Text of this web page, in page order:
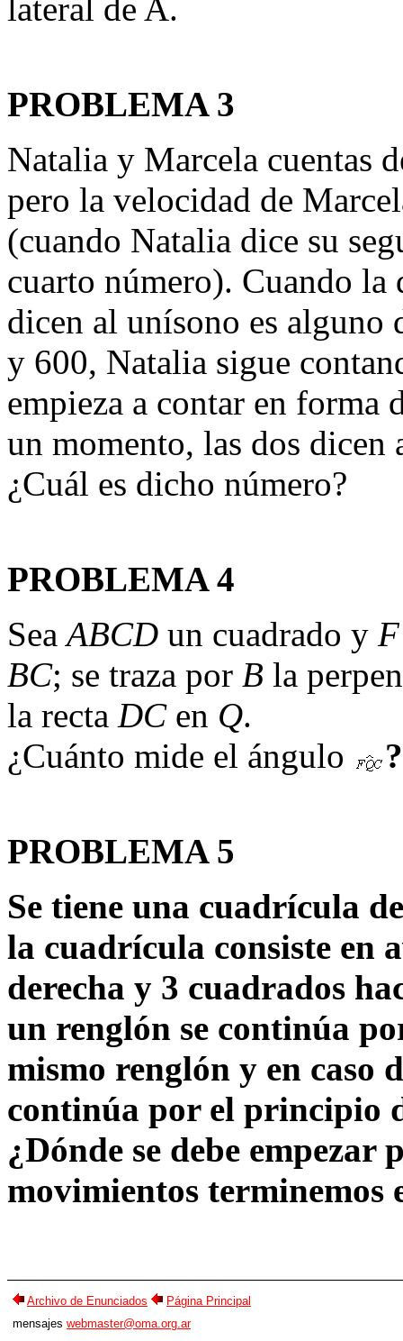
lateral de A.
PROBLEMA 3
Natalia y Marcela cuentas
pero la velocidad de
(cuando Natalia dice su
cuarto número). Cuando la
dicen al unísono es
y 600, Natalia sigue
empieza a contar en forma
un momento, las dos
¿Cuál es dicho número?
PROBLEMA 4
SeaABCD un cuadrado y F
BC; se traza por B la
la recta DCen Q.
¿Cuánto mide el ángulo
?
PROBLEMA 5
Se tiene una cuadrícula
la cuadrícula consiste en
derecha y 3 cuadrados
un renglón se continúa
mismo renglón y en caso
continúa por el principio
¿Dónde se debe empezar
movimientos terminemos
Archivo de Enunciados
Página Principal
mensajes webmaster@oma.org.ar